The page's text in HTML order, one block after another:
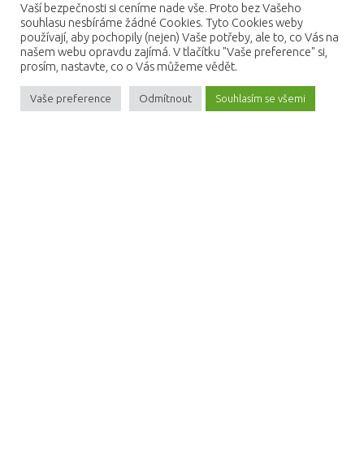
Vaší bezpečnosti si ceníme nade vše. Proto bez Vašeho
souhlasu nesbíráme žádné Cookies. Tyto Cookies weby
používají, aby pochopily (nejen) Vaše potřeby, ale to, co Vás na
našem webu opravdu zajímá. V tlačítku "Vaše preference" si,
prosím, nastavte, co o Vás můžeme vědět.
Vaše preference Odmítnout Souhlasím se všemi